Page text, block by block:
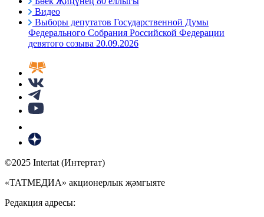
Видео
Выборы депутатов Государственной Думы
Федерального Собрания Российской Федерации
девятого созыва 20.09.2026
©2025 Intertat (Интертат)
«ТАТМЕДИА» акционерлык җәмгыяте
Редакция адресы: